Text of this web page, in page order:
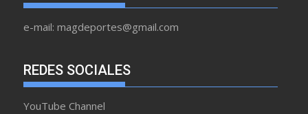
e-mail: magdeportes@gmail.com
REDES SOCIALES
YouTube Channel